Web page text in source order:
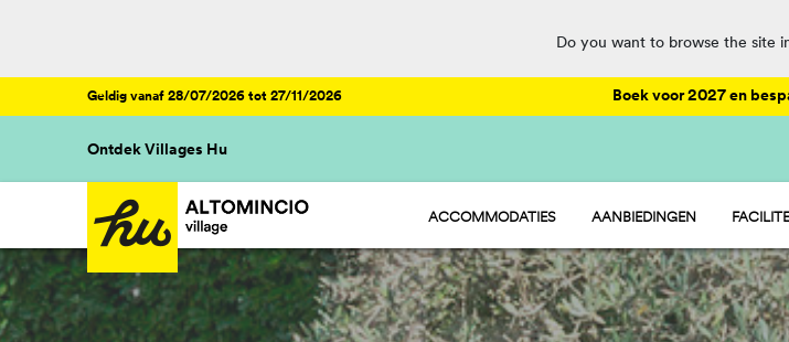
Do you want to browse the site
Geldig vanaf 28/07/2026 tot 27/11/2026 Boek voor 2027 en
Ontdek Villages Hu
ACCOMMODATIES
HU ROOM - KAMER
AANBIEDINGEN
PET